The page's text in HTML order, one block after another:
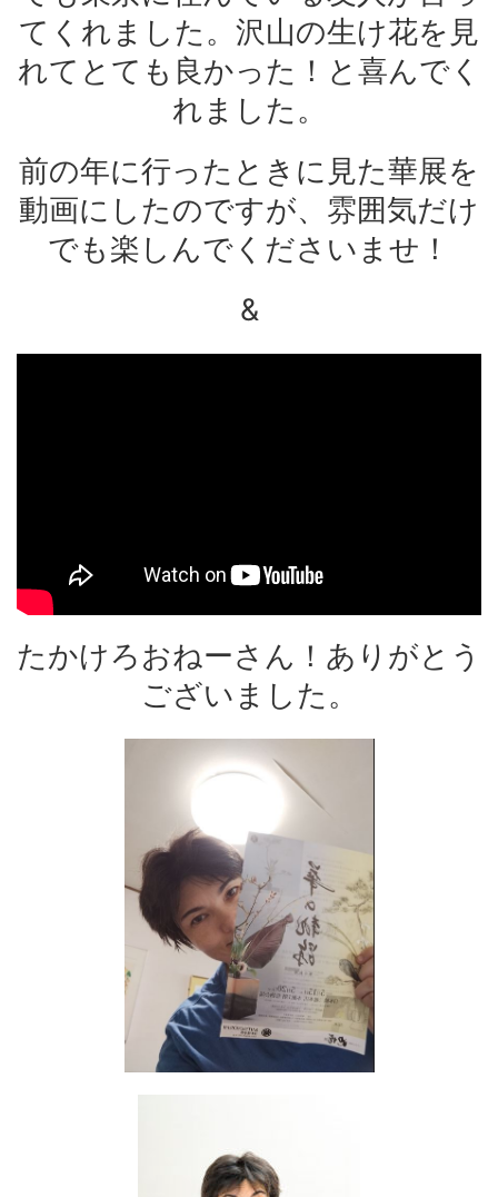
てくれました。沢山の生け花を見
れてとても良かった！と喜んでく
れました。
前の年に行ったときに見た華展を
動画にしたのですが、雰囲気だけ
でも楽しんでくださいませ！
&
たかけろおねーさん！ありがとう
ございました。